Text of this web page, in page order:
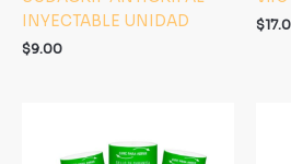
INYECTABLE UNIDAD
$9.00
$